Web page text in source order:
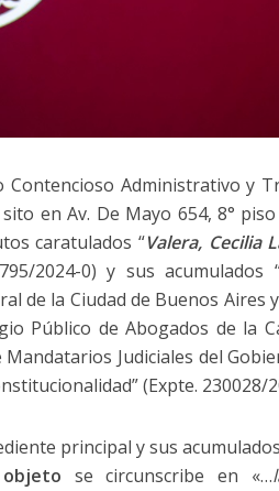
Contencioso Administrativo y
en Av. De Mayo 654, 8°
caratulados “Valera, Cecilia
2024-0) y sus
de la Ciudad de Buenos Aires
Público de Abogados de la
Mandatarios Judiciales del
(Expte. 230028/
principal y sus
se circunscribe en «…